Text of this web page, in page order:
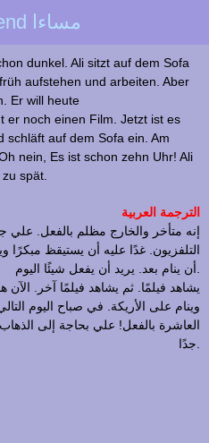
Am Abend مساءا
dunkel. Ali sitzt auf dem Sofa
aufstehen und arbeiten. Aber
Er will heute
er noch einen Film. Jetzt ist es
schläft auf dem Sofa ein. Am
nein, Es ist schon zehn Uhr! Ali
spät.
الترجمة العربية
إنه متأخر والخارج مظلم بالفعل. علي
التلفزيون. غدًا عليه أن يستيقظ مبكرًا
يشاهد فيلمًا. ثم يشاهد فيلمًا آخر.
وينام على الأريكة. في صباح اليوم
العاشرة بالفعل! علي بحاجة إلى